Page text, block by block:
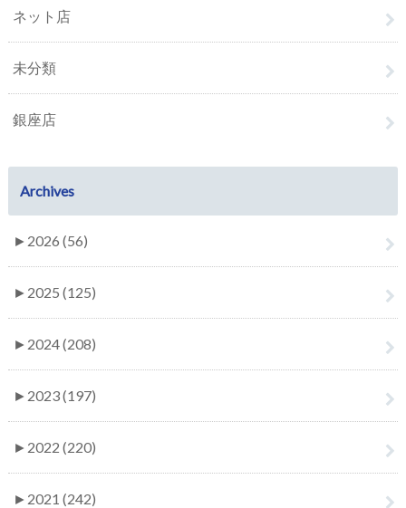
ネット店
未分類
銀座店
Archives
► 2026 (56)
► 2025 (125)
► 2024 (208)
► 2023 (197)
► 2022 (220)
► 2021 (242)